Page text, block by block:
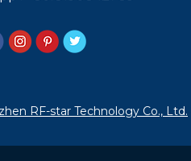
RF-star Technology Co., Ltd.